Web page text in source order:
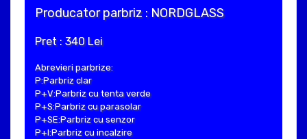
Producator parbriz : NORDGLASS
Pret : 340 Lei
Abrevieri parbrize:
P:Parbriz clar
P+V:Parbriz cu tenta verde
P+S:Parbriz cu parasolar
P+SE:Parbriz cu senzor
P+I:Parbriz cu incalzire